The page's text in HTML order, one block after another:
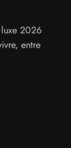
luxe 2026
entre